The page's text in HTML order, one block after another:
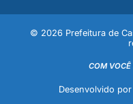
© 2026 Prefeitura de
COM VOCÊ
Desenvolvido